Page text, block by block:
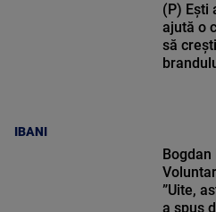
IBANI
(P) Ești
ajută o
să
”Uite,
a spus